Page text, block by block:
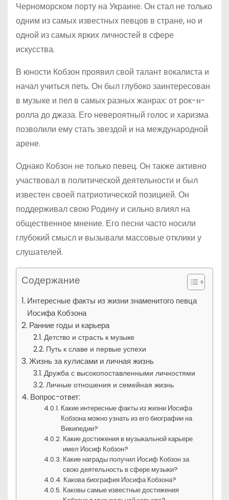
Черноморском порту на Украине. Он стал не только
одним из самых известных певцов в стране, но и
одной из самых ярких личностей в сфере
искусства.
В юности Кобзон проявил свой талант вокалиста и
начал учиться петь. Он был глубоко заинтересован
в музыке и пел в самых разных жанрах: от рок-н-
ролла до джаза. Его невероятный голос и харизма
позволили ему стать звездой и на международной
арене.
Однако Кобзон не только певец. Он также активно
участвовал в политической деятельности и был
известен своей патриотической позицией. Он
поддерживал свою Родину и сильно влиял на
общественное мнение. Его песни часто носили
глубокий смысл и вызывали массовые отклики у
слушателей.
Содержание
Интересные факты из жизни знаменитого певца
Иосифа Кобзона
Ранние годы и карьера
Детство и страсть к музыке
Путь к славе и первые успехи
Жизнь за кулисами и личная жизнь
Дружба с высокопоставленными личностями
Личные отношения и семейная жизнь
Вопрос-ответ:
Какие интересные факты из жизни Иосифа
Кобзона можно узнать из его биографии на
Википедии?
Какие достижения в музыкальной карьере
имел Иосиф Кобзон?
Какие награды получил Иосиф Кобзон за
свою деятельность в сфере музыки?
Какова биография Иосифа Кобзона?
Каковы самые известные достижения